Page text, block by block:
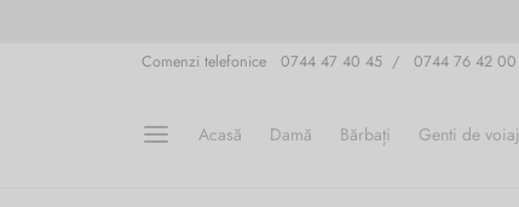
Comenzi telefonice 0744 47 40 45 / 0744 76 42 00
Acasă Damă Bărbați Genti de voiaj